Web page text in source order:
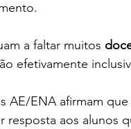
a faltar muitos
efetivamente
AE/ENA afirmam
resposta aos alunos